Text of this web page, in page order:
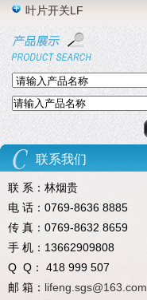
叶片开关LF
联系我们
联 系：林烟贵
电 话：0769-8636 8885
传 真：0769-8632 8659
手 机：13662909808
Q Q： 418 999 507
邮 箱： lifeng.sgs@163.com